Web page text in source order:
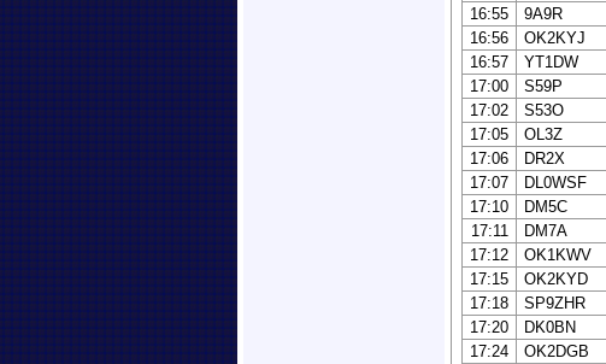
16:55
9A9R
16:56
OK2KYJ
16:57
YT1DW
17:00
S59P
17:02
S53O
17:05
OL3Z
17:06
DR2X
17:07
DL0WSF
17:10
DM5C
17:11
DM7A
17:12
OK1KWV
17:15
OK2KYD
17:18
SP9ZHR
17:20
DK0BN
17:24
OK2DGB